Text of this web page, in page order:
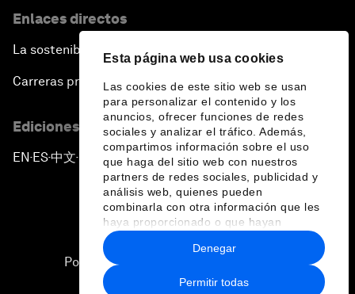
Esta página web usa cookies
Las cookies de este sitio web se usan
para personalizar el contenido y los
anuncios, ofrecer funciones de redes
sociales y analizar el tráfico. Además,
compartimos información sobre el uso
que haga del sitio web con nuestros
partners de redes sociales, publicidad y
análisis web, quienes pueden
combinarla con otra información que les
haya proporcionado o que hayan
recopilado a partir del uso que haya
hecho de sus servicios.
Permitir todas
Denegar
Enlaces directos
La sostenibilidad en el Foro
Carreras profesionales
Ediciones en otros idiomas
EN ▪ ES▪中文▪ 日本語
Política de privacidad y normas de uso